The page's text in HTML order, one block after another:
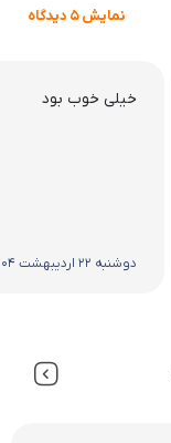
نمایش 5 دیدگاه
خیلی خوب بود
دوشنبه 22 اردیبهشت 1404